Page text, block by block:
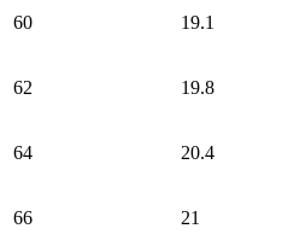
60 19.1
62 19.8
64 20.4
66 21